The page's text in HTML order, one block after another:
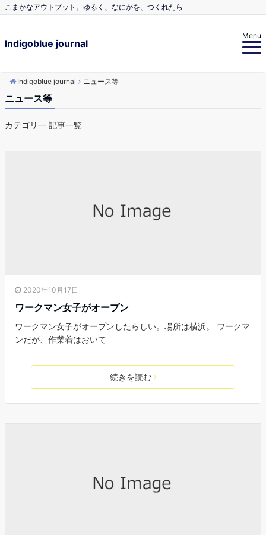
こまかなアウトプット。ゆるく、なにかを、つくれたら
Indigoblue journal
Menu
Indigoblue journal ニュース等
ニュース等
カテゴリ一 記事一覧
2020年10月17日
ワークマン女子がオープン
ワークマン女子がオープンしたらしい。場所は横浜。 ワークマ
ンだが、作業着はおいて
続きを読む